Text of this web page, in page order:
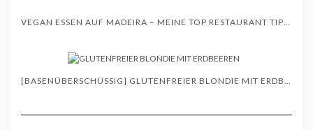
VEGAN ESSEN AUF MADEIRA – MEINE TOP RESTAURANT TIPPS – WISSENSWERTES
[BASENÜBERSCHÜSSIG] GLUTENFREIER BLONDIE MIT ERDBEEREN – REZEPT